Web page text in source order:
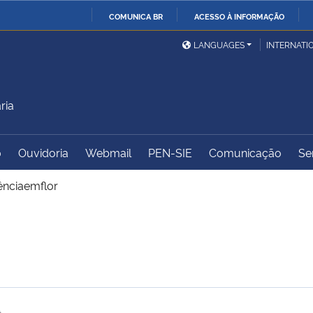
COMUNICA BR ACESSO À INFORMAÇÃO
Ministério da Defesa
Ministério das Relações
Exteriores
Ministério do
Desenvolvimento Regional
Controladoria-Geral da
LANGUAGES
Ouvidoria Webmail PEN-SIE Comunicação